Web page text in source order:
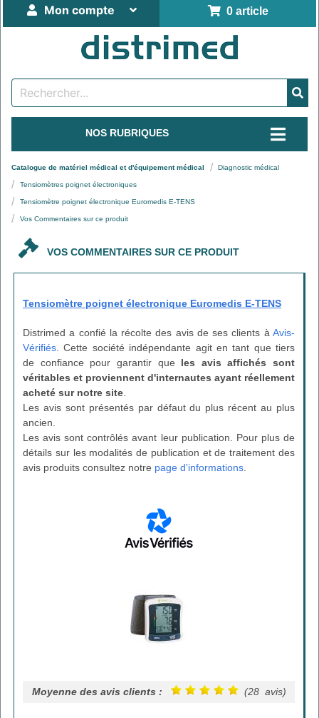
0 article
Mon compte
NOS RUBRIQUES
Catalogue de matériel médical et d'équipement médical Diagnostic médical
Tensiomètres poignet électroniques
Tensiomètre poignet électronique Euromedis E-TENS
Vos Commentaires sur ce produit
VOS COMMENTAIRES SUR CE PRODUIT
Tensiomètre poignet électronique Euromedis E-TENS
Distrimed a confié la récolte des avis de ses clients à Avis-
Vérifiés . Cette société indépendante agit en tant que tiers
de confiance pour garantir que les avis affichés sont
véritables et proviennent d'internautes ayant réellement
acheté sur notre site
Les avis sont présentés par défaut du plus récent au plus
ancien.
Les avis sont contrôlés avant leur publication. Pour plus de
détails sur les modalités de publication et de traitement des
avis produits consultez notre page d'informations
Moyenne des avis clients : (28 avis)